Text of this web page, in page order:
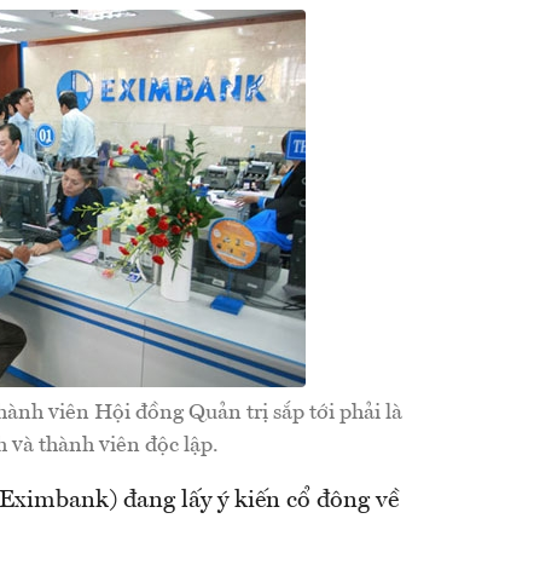
viên Hội đồng Quản trị sắp tới phải là
và thành viên độc lập.
đang lấy ý kiến cổ đông về